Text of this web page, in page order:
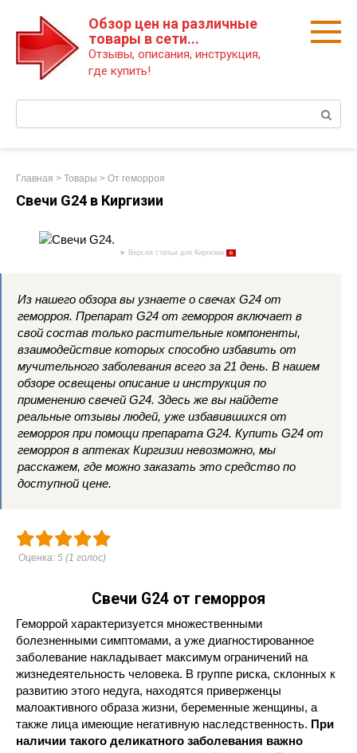
Обзор цен на различные
товары в сети...
Отзывы, описания, инструкция,
где купить!
Главная > Товары > От геморроя
Свечи G24 в Киргизии
Версия статьи для Киргизии
Из нашего обзора вы узнаете о свечах G24 от
геморроя. Препарат G24 от геморроя включает в
свой состав только растительные компоненты,
взаимодействие которых способно избавить от
мучительного заболевания всего за 21 день. В нашем
обзоре освещены описание и инструкция по
применению свечей G24. Здесь же вы найдете
реальные отзывы людей, уже избавившихся от
геморроя при помощи препарата G24. Купить G24 от
геморроя в аптеках Киргизии невозможно, мы
расскажем, где можно заказать это средство по
доступной цене.
Оценка: 5 (1 голос)
Свечи G24 от геморроя
Геморрой характеризуется множественными
болезненными симптомами, а уже диагностированное
заболевание накладывает максимум ограничений на
жизнедеятельность человека. В группе риска, склонных к
развитию этого недуга, находятся приверженцы
малоактивного образа жизни, беременные женщины, а
также лица имеющие негативную наследственность. При
наличии такого деликатного заболевания важно